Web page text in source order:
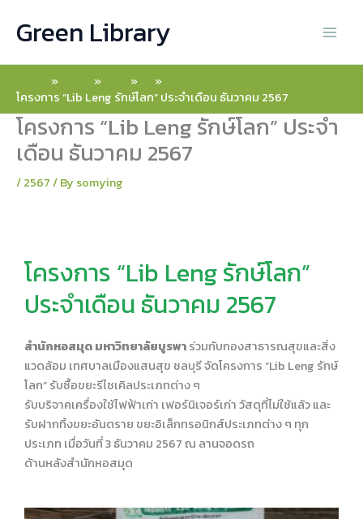
Green Library
โครงการ “Lib Leng รักษ์โลก” ประจำเดือน ธันวาคม 2567
โครงการ “Lib Leng รักษ์โลก” ประจำ
เดือน ธันวาคม 2567
/2567/ By somying
โครงการ “Lib Leng รักษ์โลก”
ประจำเดือน ธันวาคม 2567
สำนักหอสมุด มหาวิทยาลัยบูรพาร่วมกับกองสาธารณสุขและสิ่ง
แวดล้อม เทศบาลเมืองแสนสุข ชลบุรี จัดโครงการ “Lib Leng รักษ์
โลก” รับซื้อขยะรีไซเคิลประเภทต่าง ๆ
รับบริจาคเครื่องใช้ไฟฟ้าเก่า เฟอร์นิเจอร์เก่า วัสดุที่ไม่ใช้แล้ว และ
รับฝากทิ้งขยะอันตราย ขยะอิเล็กทรอนิกส์ประเภทต่าง ๆ ทุก
ประเภท เมื่อวันที่ 3 ธันวาคม 2567 ณ ลานจอดรถ
ด้านหลังสำนักหอสมุด